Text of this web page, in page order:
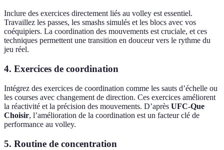
Inclure des exercices directement liés au volley est essentiel.
Travaillez les passes, les smashs simulés et les blocs avec vos
coéquipiers. La coordination des mouvements est cruciale, et ces
techniques permettent une transition en douceur vers le rythme du
jeu réel.
4. Exercices de coordination
Intégrez des exercices de coordination comme les sauts d’échelle ou
les courses avec changement de direction. Ces exercices améliorent
la réactivité et la précision des mouvements. D’après UFC-Que
Choisir, l’amélioration de la coordination est un facteur clé de
performance au volley.
5. Routine de concentration